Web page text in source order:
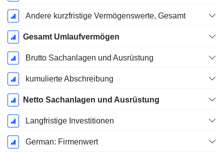
Andere kurzfristige Vermögenswerte, Gesamt
Gesamt Umlaufvermögen
Brutto Sachanlagen und Ausrüstung
kumulierte Abschreibung
Netto Sachanlagen und Ausrüstung
Langfristige Investitionen
German: Firmenwert